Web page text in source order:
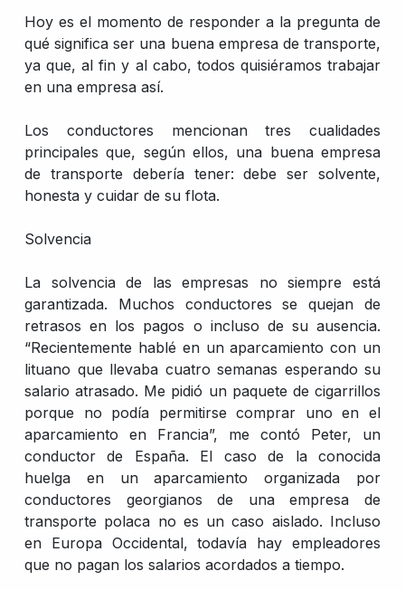
Hoy es el momento de responder a la pregunta de
qué significa ser una buena empresa de transporte,
ya que, al fin y al cabo, todos quisiéramos trabajar
en una empresa así.
Los conductores mencionan tres cualidades
principales que, según ellos, una buena empresa
de transporte debería tener: debe ser solvente,
honesta y cuidar de su flota.
Solvencia
La solvencia de las empresas no siempre está
garantizada. Muchos conductores se quejan de
retrasos en los pagos o incluso de su ausencia.
“Recientemente hablé en un aparcamiento con un
lituano que llevaba cuatro semanas esperando su
salario atrasado. Me pidió un paquete de cigarrillos
porque no podía permitirse comprar uno en el
aparcamiento en Francia”, me contó Peter, un
conductor de España. El caso de la conocida
huelga en un aparcamiento organizada por
conductores georgianos de una empresa de
transporte polaca no es un caso aislado. Incluso
en Europa Occidental, todavía hay empleadores
que no pagan los salarios acordados a tiempo.